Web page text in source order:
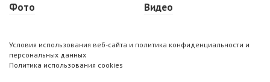
Фото
Видео
Условия использования веб-сайта и политика конфиденциальности и
персональных данных
Политика использования cookies